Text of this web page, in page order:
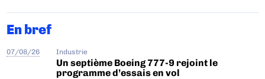
En bref
07/08/26 Industrie
Un septième Boeing 777-9 rejoint le
programme d’essais en vol